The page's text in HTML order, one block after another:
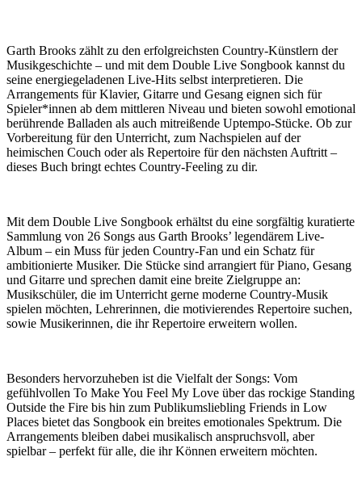
Garth Brooks zählt zu den erfolgreichsten Country-Künstlern der
Musikgeschichte – und mit dem Double Live Songbook kannst du
seine energiegeladenen Live-Hits selbst interpretieren. Die
Arrangements für Klavier, Gitarre und Gesang eignen sich für
Spieler*innen ab dem mittleren Niveau und bieten sowohl emotional
berührende Balladen als auch mitreißende Uptempo-Stücke. Ob zur
Vorbereitung für den Unterricht, zum Nachspielen auf der
heimischen Couch oder als Repertoire für den nächsten Auftritt –
dieses Buch bringt echtes Country-Feeling zu dir.
Mit dem Double Live Songbook erhältst du eine sorgfältig kuratierte
Sammlung von 26 Songs aus Garth Brooks’ legendärem Live-
Album – ein Muss für jeden Country-Fan und ein Schatz für
ambitionierte Musiker. Die Stücke sind arrangiert für Piano, Gesang
und Gitarre und sprechen damit eine breite Zielgruppe an:
Musikschüler, die im Unterricht gerne moderne Country-Musik
spielen möchten, Lehrerinnen, die motivierendes Repertoire suchen,
sowie Musikerinnen, die ihr Repertoire erweitern wollen.
Besonders hervorzuheben ist die Vielfalt der Songs: Vom
gefühlvollen To Make You Feel My Love über das rockige Standing
Outside the Fire bis hin zum Publikumsliebling Friends in Low
Places bietet das Songbook ein breites emotionales Spektrum. Die
Arrangements bleiben dabei musikalisch anspruchsvoll, aber
spielbar – perfekt für alle, die ihr Können erweitern möchten.